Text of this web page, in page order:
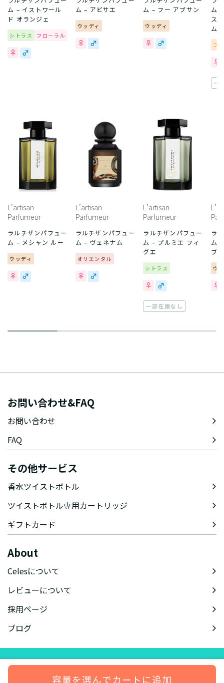
容量を選んでカートに追加
ム – イストワール
ド オランジェ
シトラス フローラル
ム – アビサエ
ウッディ
ム – フー アブサン
ウッディ
ム
ス
ム
フ
一
L’artisan
Parfumeur
ラルチザンパフュー
ム – メシャン ルー
ウッディ
L’artisan
Parfumeur
ラルチザンパフュー
ム – ヴェネナム
オリエンタル
L’artisan
Parfumeur
ラルチザンパフュー
ム – プルミエ フィ
グエ
シトラス
一部在庫なし
ラ
ム
ブ
ウ
お問い合わせ&FAQ
お問い合わせ
FAQ
その他サービス
香水ツイストボトル
ツイストボトル専用カートリッジ
ギフトカード
About
Celesについて
レビューについて
採用ページ
ブログ
会社概要特定商取引法に基づく表記会員規約プライバシーポリシー